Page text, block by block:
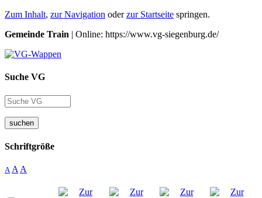
Zum Inhalt, zur Navigation oderzur Startseite springen.
Gemeinde Train | Online: https://www.vg-siegenburg.de/
Suche VG
suchen
Schriftgröße
A A A